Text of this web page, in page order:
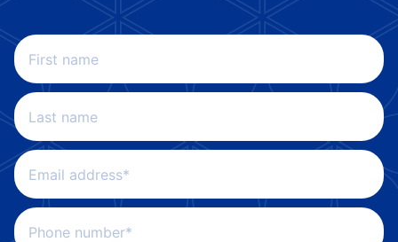
First name
Last name
Email address*
Phone number*